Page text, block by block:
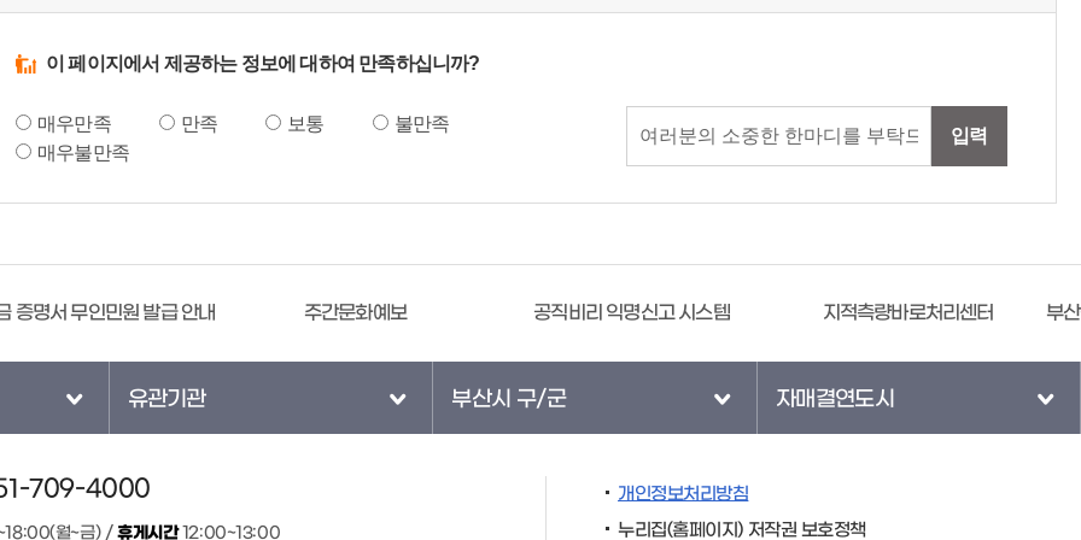
이 페이지에서 제공하는 정보에 대하여 만족하십니까?
매우만족 만족 보통
불만족
매우불만족
입력
주간문화예보 공직비리 익명신고 시스템 지적측량바로처리센터 부산광역시학교폭력예방회복조정센터
유관기관 부산시 구/군 자매결연도시
709-4000
월~금) /휴게시간12:00~13:00
개인정보처리방침
누리집(홈페이지) 저작권 보호정책